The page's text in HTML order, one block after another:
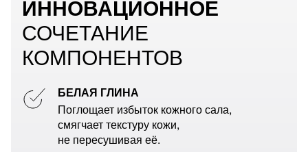
ИННОВАЦИОННОЕ
СОЧЕТАНИЕ
КОМПОНЕНТОВ
БЕЛАЯ ГЛИНА
Поглощает избыток кожного сала,
смягчает текстуру кожи,
не пересушивая её.